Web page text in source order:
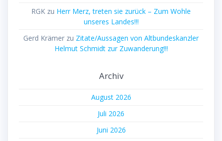
RGK zu Herr Merz, treten sie zurück – Zum Wohle
unseres Landes!!!
Gerd Krämer zu Zitate/Aussagen von Altbundeskanzler
Helmut Schmidt zur Zuwanderung!!!
Archiv
August 2026
Juli 2026
Juni 2026